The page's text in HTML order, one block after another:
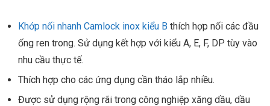
Khớp nối nhanh Camlock inox kiểu B thích hợp nối các đầu
ống ren trong. Sử dụng kết hợp với kiểu A, E, F, DP tùy vào
nhu cầu thực tế.
Thích hợp cho các ứng dụng cần tháo lắp nhiều.
Được sử dụng rộng rãi trong công nghiệp xăng dầu, dầu